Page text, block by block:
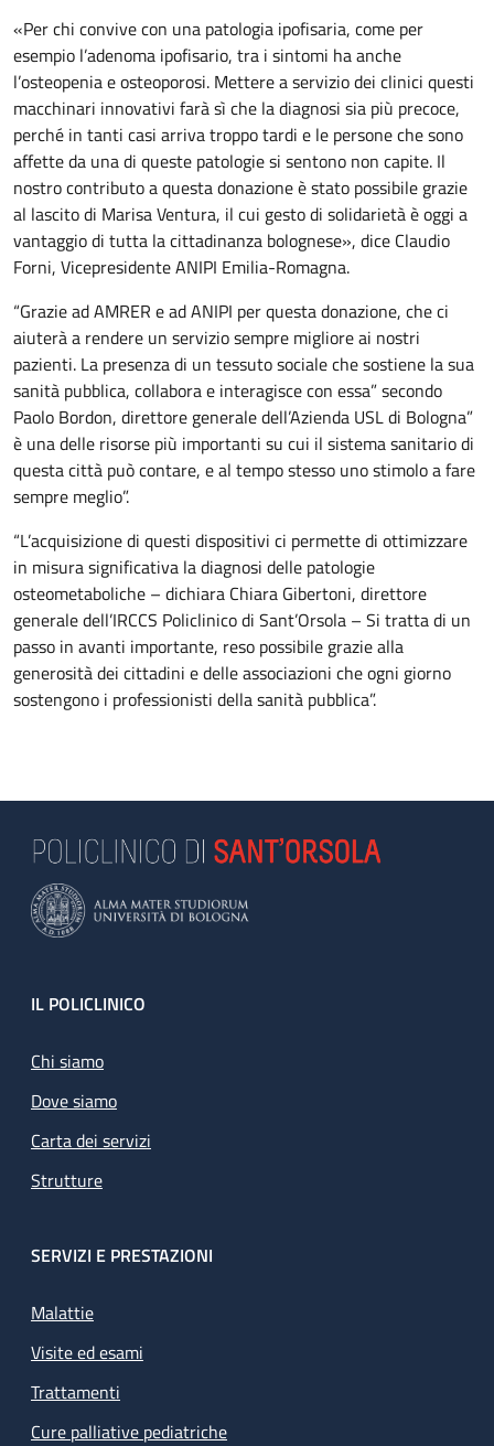
«Per chi convive con una patologia ipofisaria, come per
esempio l’adenoma ipofisario, tra i sintomi ha anche
l’osteopenia e osteoporosi. Mettere a servizio dei clinici questi
macchinari innovativi farà sì che la diagnosi sia più precoce,
perché in tanti casi arriva troppo tardi e le persone che sono
affette da una di queste patologie si sentono non capite. Il
nostro contributo a questa donazione è stato possibile grazie
al lascito di Marisa Ventura, il cui gesto di solidarietà è oggi a
vantaggio di tutta la cittadinanza bolognese», dice Claudio
Forni, Vicepresidente ANIPI Emilia-Romagna.
“Grazie ad AMRER e ad ANIPI per questa donazione, che ci
aiuterà a rendere un servizio sempre migliore ai nostri
pazienti. La presenza di un tessuto sociale che sostiene la sua
sanità pubblica, collabora e interagisce con essa” secondo
Paolo Bordon, direttore generale dell’Azienda USL di Bologna”
è una delle risorse più importanti su cui il sistema sanitario di
questa città può contare, e al tempo stesso uno stimolo a fare
sempre meglio”.
“L’acquisizione di questi dispositivi ci permette di ottimizzare
in misura significativa la diagnosi delle patologie
osteometaboliche – dichiara Chiara Gibertoni, direttore
generale dell’IRCCS Policlinico di Sant’Orsola – Si tratta di un
passo in avanti importante, reso possibile grazie alla
generosità dei cittadini e delle associazioni che ogni giorno
sostengono i professionisti della sanità pubblica”.
Footer
IL POLICLINICO
Chi siamo
Dove siamo
Carta dei servizi
Strutture
SERVIZI E PRESTAZIONI
Malattie
Visite ed esami
Trattamenti
Cure palliative pediatriche